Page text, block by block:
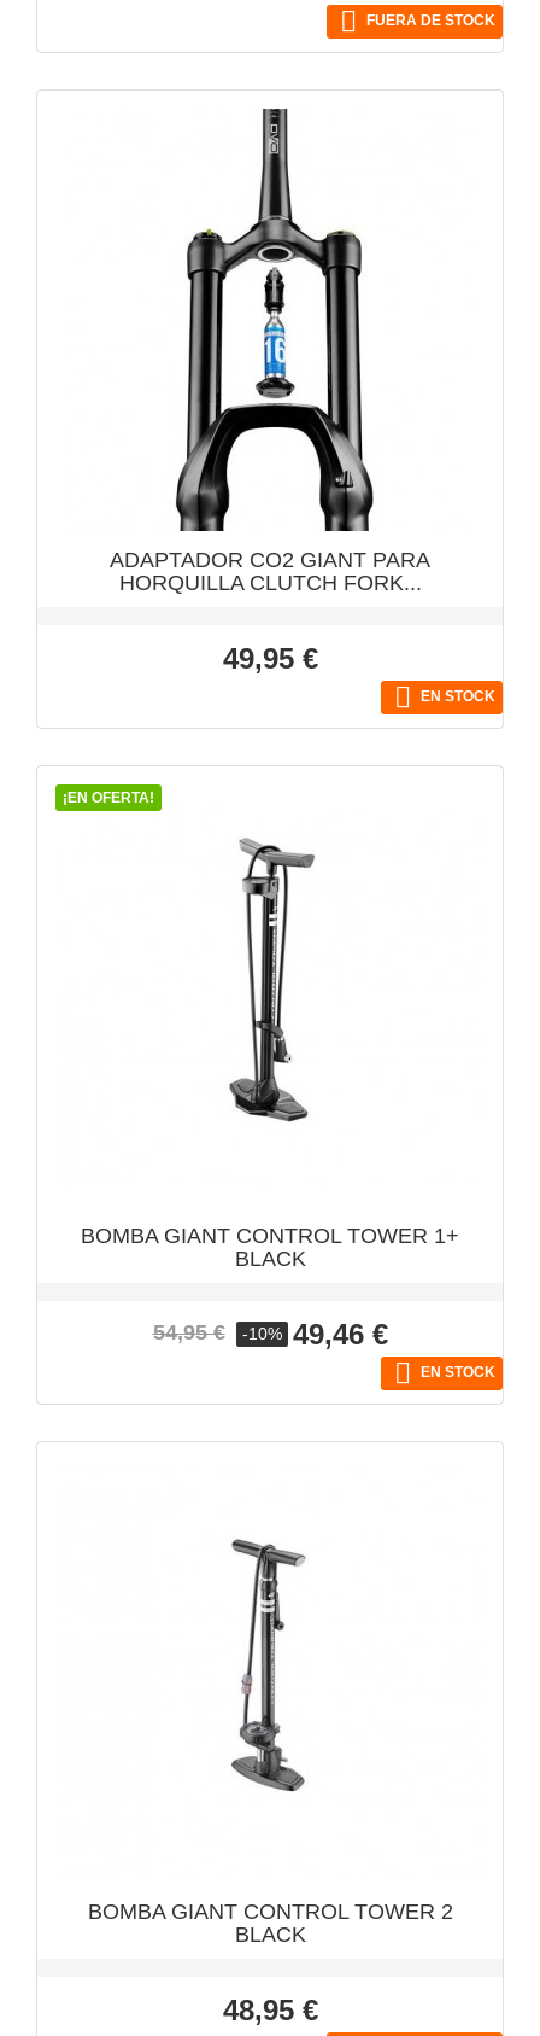
 FUERA DE STOCK
ADAPTADOR CO2 GIANT PARA
HORQUILLA CLUTCH FORK...
Precio
49,95 €
 EN STOCK
¡EN OFERTA!
BOMBA GIANT CONTROL TOWER 1+
BLACK
Precio
54,95 € -10% Precio
49,46 €
 EN STOCK
VISTA RÁPIDA
BOMBA GIANT CONTROL TOWER 2
BLACK
Precio
48,95 €
VISTA RÁPIDA
VISTA RÁPIDA